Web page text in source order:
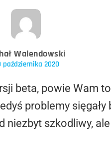
Walendowski
października 2020
beta, powie Wam
problemy
niezbyt szkodliwy,